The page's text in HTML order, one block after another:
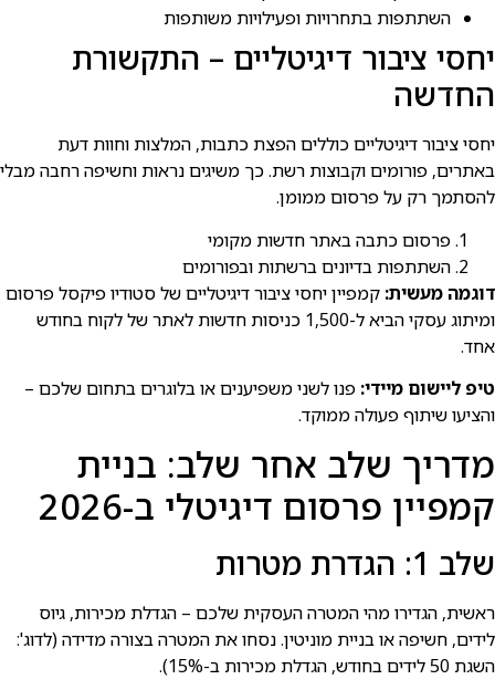
השתתפות בתחרויות ופעילויות משותפות
יחסי ציבור דיגיטליים – התקשורת
החדשה
יחסי ציבור דיגיטליים כוללים הפצת כתבות, המלצות וחוות דעת
באתרים, פורומים וקבוצות רשת. כך משיגים נראות וחשיפה רחבה מבלי
להסתמך רק על פרסום ממומן.
פרסום כתבה באתר חדשות מקומי
השתתפות בדיונים ברשתות ובפורומים
דוגמה מעשית: קמפיין יחסי ציבור דיגיטליים של סטודיו פיקסל פרסום
ומיתוג עסקי הביא ל-1,500 כניסות חדשות לאתר של לקוח בחודש
אחד.
טיפ ליישום מיידי: פנו לשני משפיענים או בלוגרים בתחום שלכם –
והציעו שיתוף פעולה ממוקד.
מדריך שלב אחר שלב: בניית
קמפיין פרסום דיגיטלי ב-2026
שלב 1: הגדרת מטרות
ראשית, הגדירו מהי המטרה העסקית שלכם – הגדלת מכירות, גיוס
לידים, חשיפה או בניית מוניטין. נסחו את המטרה בצורה מדידה (לדוג':
השגת 50 לידים בחודש, הגדלת מכירות ב-15%).